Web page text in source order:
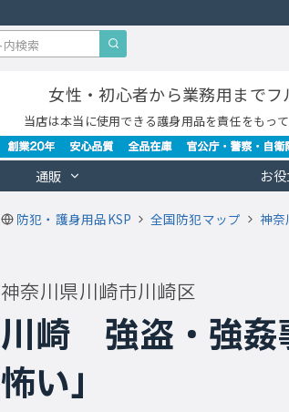
女性・初心者から業務用までフ
当店は本当に使用できる護身用品を責任をもっ
通販 お
防犯・護身用品KSP 全国防犯マップ 神奈
神奈川県川崎市川崎区
川崎 強盗・強姦
怖い」